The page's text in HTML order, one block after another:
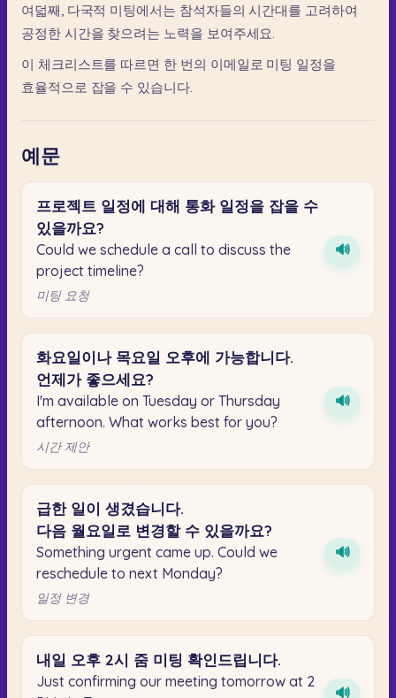
여덟째, 다국적 미팅에서는 참석자들의 시간대를 고려하여
공정한 시간을 찾으려는 노력을 보여주세요.
이 체크리스트를 따르면 한 번의 이메일로 미팅 일정을
효율적으로 잡을 수 있습니다.
예문
프로젝트 일정에 대해 통화 일정을 잡을 수
있을까요?
Could we schedule a call to discuss the
project timeline?
미팅 요청
🔊
화요일이나 목요일 오후에 가능합니다.
언제가 좋으세요?
I'm available on Tuesday or Thursday
afternoon. What works best for you?
시간 제안
🔊
급한 일이 생겼습니다.
다음 월요일로 변경할 수 있을까요?
Something urgent came up. Could we
reschedule to next Monday?
일정 변경
🔊
내일 오후 2시 줌 미팅 확인드립니다.
Just confirming our meeting tomorrow at 2
🔊